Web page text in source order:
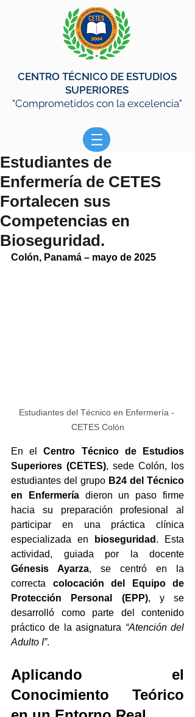
CENTRO TÉCNICO DE ESTUDIOS
SUPERIORES
"Comprometidos con la excelencia"
Estudiantes de
Enfermería de CETES
Fortalecen sus
Competencias en
Bioseguridad.
Colón, Panamá – mayo de 2025
Estudiantes del Técnico en Enfermería -
CETES Colón
En el Centro Técnico de Estudios
Superiores (CETES), sede Colón, los
estudiantes del grupo B24 del Técnico
en Enfermería dieron un paso firme
hacia su preparación profesional al
participar en una práctica clínica
especializada en
bioseguridad . Esta
Génesis Ayarza, se centró en la
correcta colocación del Equipo de
Protección Personal (EPP), y se
desarrolló como parte del contenido
práctico de la asignatura “Atención del
Adulto I”.
Aplicando el
Conocimiento Teórico